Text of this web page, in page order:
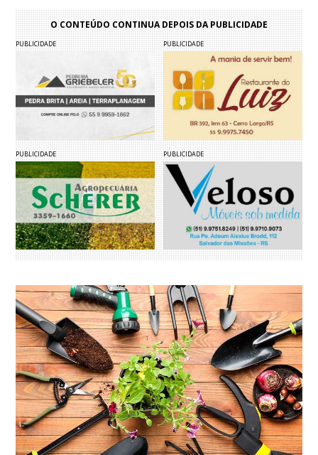
O CONTEÚDO CONTINUA DEPOIS DA PUBLICIDADE
PUBLICIDADE PUBLICIDADE
PUBLICIDADE PUBLICIDADE